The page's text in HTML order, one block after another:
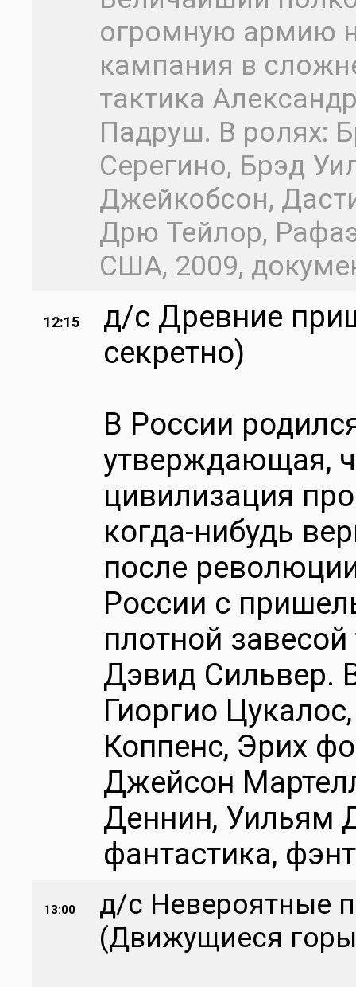
огромную армию
кампания в
тактика
Падруш. В ролях:
Серегино, Брэд
Джейкобсон,
Дрю Тейлор,
США, 2009,
12:15
д/с Древние
секретно)
В России
утверждающая,
цивилизация
когда-нибудь
после
России с
плотной
Дэвид Сильвер.
Гиоргио
Коппенс, Эрих
Джейсон
Деннин, Уильям
фантастика,
13:00
д/с Невероятные
(Движущиеся